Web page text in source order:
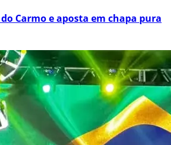
Carmo e aposta em chapa pura